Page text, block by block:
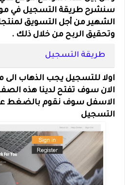
سنشرح طريقة التسجيل في
الشهير من أجل التسويق
وتحقيق الربح من خلال ذلك .
طريقة التسجيل
اولا للتسجيل يجب الذهاب
الان سوف تفتح لدينا هذه
التسجيل